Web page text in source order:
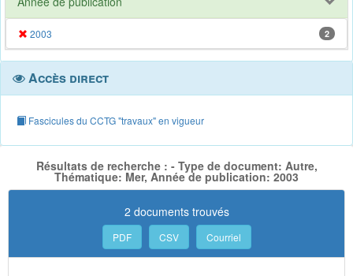
2003 2
Accès direct
Fascicules du CCTG "travaux" en vigueur
Résultats de recherche : - Type de document: Autre,
Thématique: Mer, Année de publication: 2003
2 documents trouvés
PDF CSV Courriel